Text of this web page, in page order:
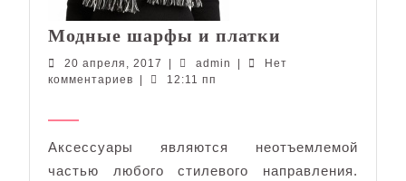
Модные шарфы и платки
20 апреля, 2017 20
апреля,
| admin admin
|
Нет
комментариев
| 12:11 пп
Аксессуары являются неотъемлемой
частью любого стилевого направления.